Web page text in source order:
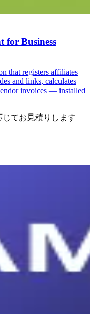
for Business
that registers affiliates
and links, calculates
invoices — installed
てお見積りします